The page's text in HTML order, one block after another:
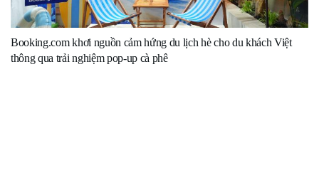
Booking.com khơi nguồn cảm hứng du lịch hè cho du khách Việt
thông qua trải nghiệm pop-up cà phê